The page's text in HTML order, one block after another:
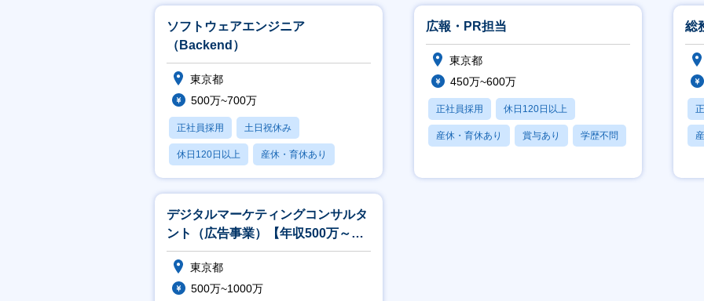
ソフトウェアエンジニア
（Backend）
東京都
500万~700万
正社員採用 土日祝休み
休日120日以上 産休・育休あり
賞与あり
広報・PR担当
東京都
450万~600万
正社員採用 休日120日以上
産休・育休あり 賞与あり 学歴不問
総
デジタルマーケティングコンサルタ
ント（広告事業）【年収500万～／
リモート可能／地域創生◎】
東京都
500万~1000万